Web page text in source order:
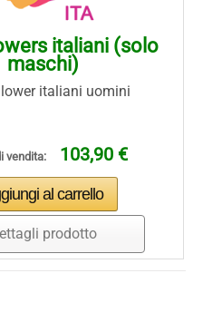
italiani (solo
maschi)
italiani uomini
vendita: 103,90 €
prodotto